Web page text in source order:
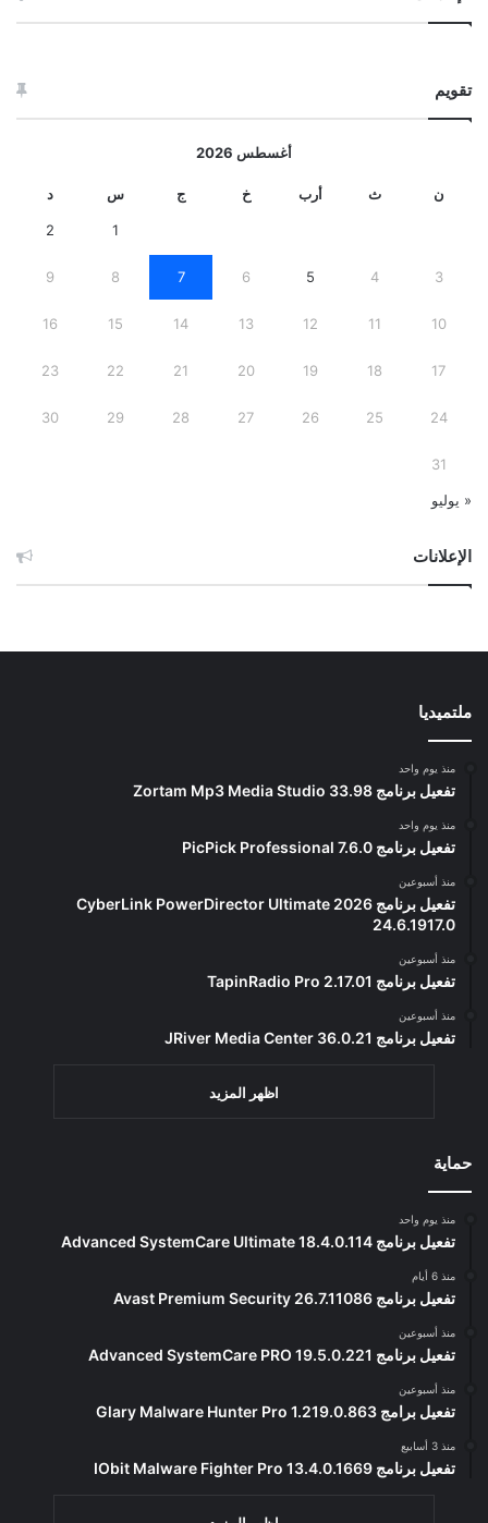
تقويم
أغسطس 2026
ن ث أرب خ ج س د
1
2
3
4
5
6
7
8
9
10
11
12
13
14
15
16
17
18
19
20
21
22
23
24
25
26
27
28
29
30
31
« يوليو
الإعلانات
ملتميديا
منذ يوم واحد
تفعيل برنامج Zortam Mp3 Media Studio 33.98
منذ يوم واحد
تفعيل برنامج PicPick Professional 7.6.0
منذ أسبوعين
تفعيل برنامج CyberLink PowerDirector Ultimate 2026
24.6.1917.0
منذ أسبوعين
تفعيل برنامج TapinRadio Pro 2.17.01
منذ أسبوعين
تفعيل برنامج JRiver Media Center 36.0.21
اظهر المزيد
حماية
منذ يوم واحد
تفعيل برنامج Advanced SystemCare Ultimate 18.4.0.114
منذ 6 أيام
تفعيل برنامج Avast Premium Security 26.7.11086
منذ أسبوعين
تفعيل برنامج Advanced SystemCare PRO 19.5.0.221
منذ أسبوعين
تفعيل برامج Glary Malware Hunter Pro 1.219.0.863
منذ 3 أسابيع
تفعيل برنامج IObit Malware Fighter Pro 13.4.0.1669